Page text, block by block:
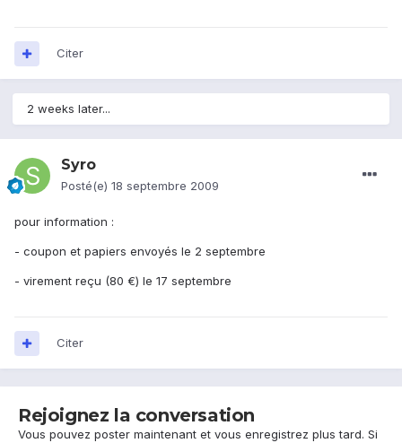
Citer
2 weeks later...
Syro
Posté(e) 18 septembre 2009
pour information :
- coupon et papiers envoyés le 2 septembre
- virement reçu (80 €) le 17 septembre
Citer
Rejoignez la conversation
Vous pouvez poster maintenant et vous enregistrez plus tard. Si